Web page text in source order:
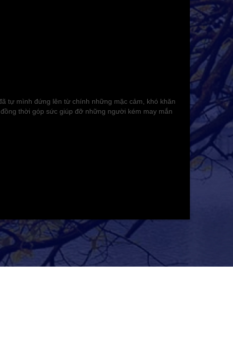
tự mình đứng lên từ chính những mặc cảm, khó khăn
thời góp sức giúp đỡ những người kém may mắn